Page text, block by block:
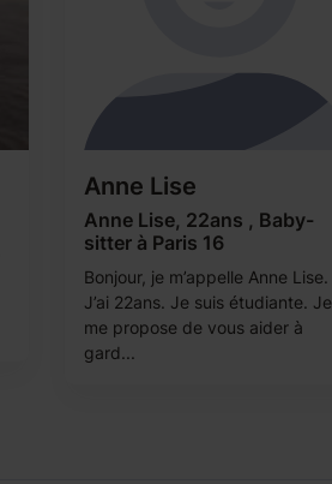
Anne Lise
Anne Lise, 22ans , Baby-
sitter à Paris 16
Bonjour, je m’appelle Anne Lise.
J’ai 22ans. Je suis étudiante. Je
me propose de vous aider à
gard...